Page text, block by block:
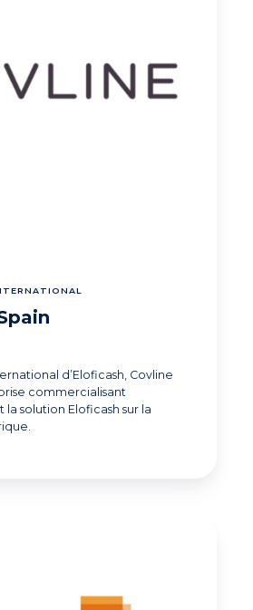
d’Eloficash, Covline
commercialisant
la solution Eloficash sur la